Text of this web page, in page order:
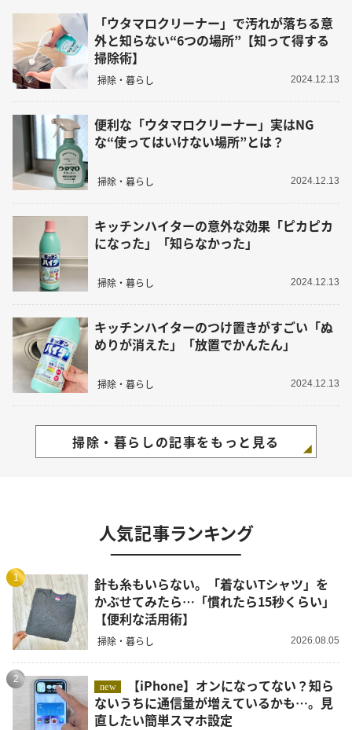
「ウタマロクリーナー」で汚れが落ちる意
外と知らない“6つの場所”【知って得する
掃除術】
掃除・暮らし 2024.12.13
便利な「ウタマロクリーナー」実はNG
な“使ってはいけない場所”とは？
掃除・暮らし 2024.12.13
キッチンハイターの意外な効果「ピカピカ
になった」「知らなかった」
掃除・暮らし 2024.12.13
キッチンハイターのつけ置きがすごい「ぬ
めりが消えた」「放置でかんたん」
掃除・暮らし 2024.12.13
掃除・暮らしの記事をもっと見る
人気記事ランキング
1
針も糸もいらない。「着ないTシャツ」を
かぶせてみたら…「慣れたら15秒くらい」
【便利な活用術】
掃除・暮らし 2026.08.05
2
new
ないうちに通信量が増えているかも…。見
直したい簡単スマホ設定